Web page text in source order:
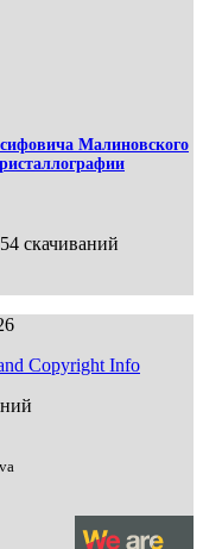
Малиновского
скачиваний
Copyright Info